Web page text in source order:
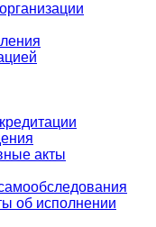
акты
об исполнении